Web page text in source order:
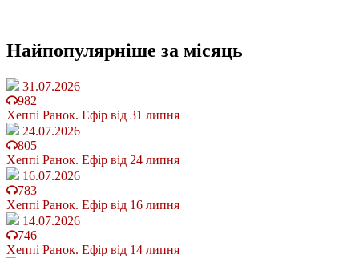
Найпопулярніше за місяць
31.07.2026
982
Хеппі Ранок. Ефір від 31 липня
24.07.2026
805
Хеппі Ранок. Ефір від 24 липня
16.07.2026
783
Хеппі Ранок. Ефір від 16 липня
14.07.2026
746
Хеппі Ранок. Ефір від 14 липня